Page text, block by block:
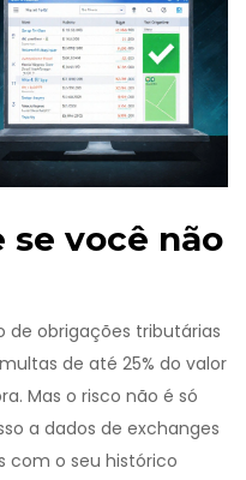
se você não
de obrigações tributárias
de até 25% do valor
Mas o risco não é só
a dados de exchanges
com o seu histórico